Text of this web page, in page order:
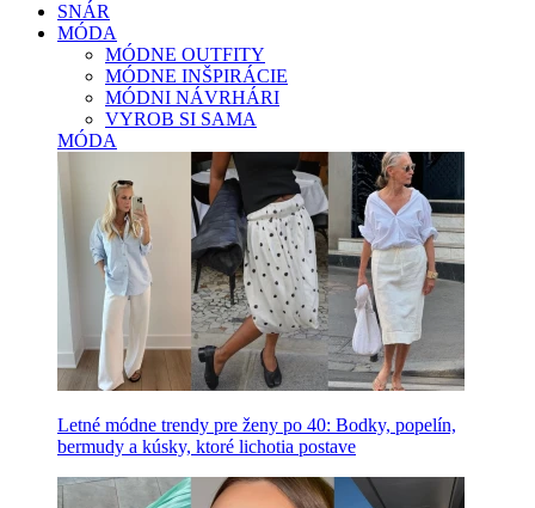
SNÁR
MÓDA
MÓDNE OUTFITY
MÓDNE INŠPIRÁCIE
MÓDNI NÁVRHÁRI
VYROB SI SAMA
MÓDA
Letné módne trendy pre ženy po 40: Bodky, popelín,
bermudy a kúsky, ktoré lichotia postave